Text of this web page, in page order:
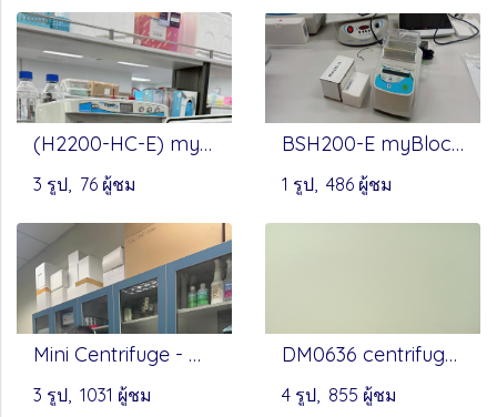
(H2200-HC-E) myTemp™ Mini, heat & cool by Benchmark
3 รูป, 76 ผู้ชม
BSH200-E myBlock™ Mini Dry Bath Heat Blocks (Benchmark)
1 รูป, 486 ผู้ชม
Mini Centrifuge - Onilab
3 รูป, 1031 ผู้ชม
DM0636 centrifuge - Onilab
4 รูป, 855 ผู้ชม